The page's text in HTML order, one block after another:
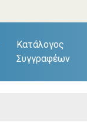
Κατάλογος
Συγγραφέων